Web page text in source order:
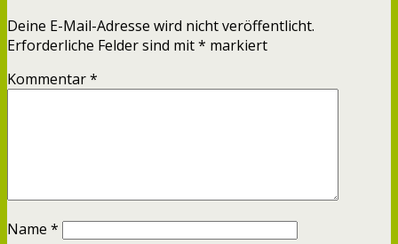
Deine E-Mail-Adresse wird nicht veröffentlicht.
Erforderliche Felder sind mit* markiert
Kommentar*
Name *